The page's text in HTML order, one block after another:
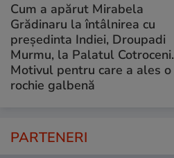
Cum a apărut Mirabela
Grădinaru la întâlnirea cu
președinta Indiei, Droupadi
Murmu, la Palatul Cotroceni.
Motivul pentru care a ales o
rochie galbenă
PARTENERI